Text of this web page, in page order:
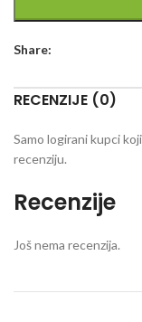
Share:
RECENZIJE (0)
Recenzije
Još nema recenzija.
Samo logirani kupci
recenziju.